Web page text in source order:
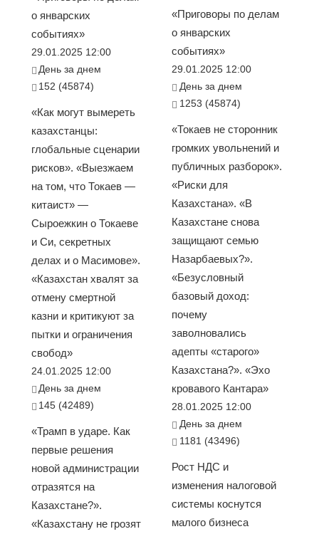
о январских
событиях»
29.01.2025 12:00
День за днем
152 (45874)
«Как могут вымереть
казахстанцы:
глобальные сценарии
рисков». «Выезжаем
на том, что Токаев —
китаист» —
Сыроежкин о Токаеве
и Си, секретных
делах и о Масимове».
«Казахстан хвалят за
отмену смертной
казни и критикуют за
пытки и ограничения
свобод»
24.01.2025 12:00
День за днем
145 (42489)
«Трамп в ударе. Как
первые решения
новой администрации
отразятся на
Казахстане?».
«Казахстану не грозят
«Приговоры по делам
о январских
событиях»
29.01.2025 12:00
День за днем
1253 (45874)
«Токаев не сторонник
громких увольнений и
публичных разборок».
«Риски для
Казахстана». «В
Казахстане снова
защищают семью
Назарбаевых?».
«Безусловный
базовый доход:
почему
заволновались
адепты «старого»
Казахстана?». «Эхо
кровавого Кантара»
28.01.2025 12:00
День за днем
1181 (43496)
Рост НДС и
изменения налоговой
системы коснутся
малого бизнеса